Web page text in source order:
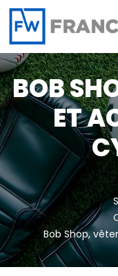
Panneau de gestion
BOB
ET
Bob Shop,